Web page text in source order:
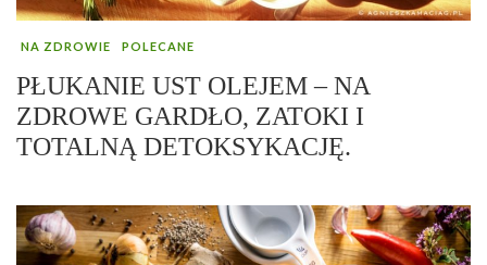
NA ZDROWIE POLECANE
PŁUKANIE UST OLEJEM – NA
ZDROWE GARDŁO, ZATOKI I
TOTALNĄ DETOKSYKACJĘ.